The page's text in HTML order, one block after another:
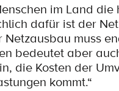
im Land
dafür ist der
muss
bedeutet aber
die Kosten der
kommt.“